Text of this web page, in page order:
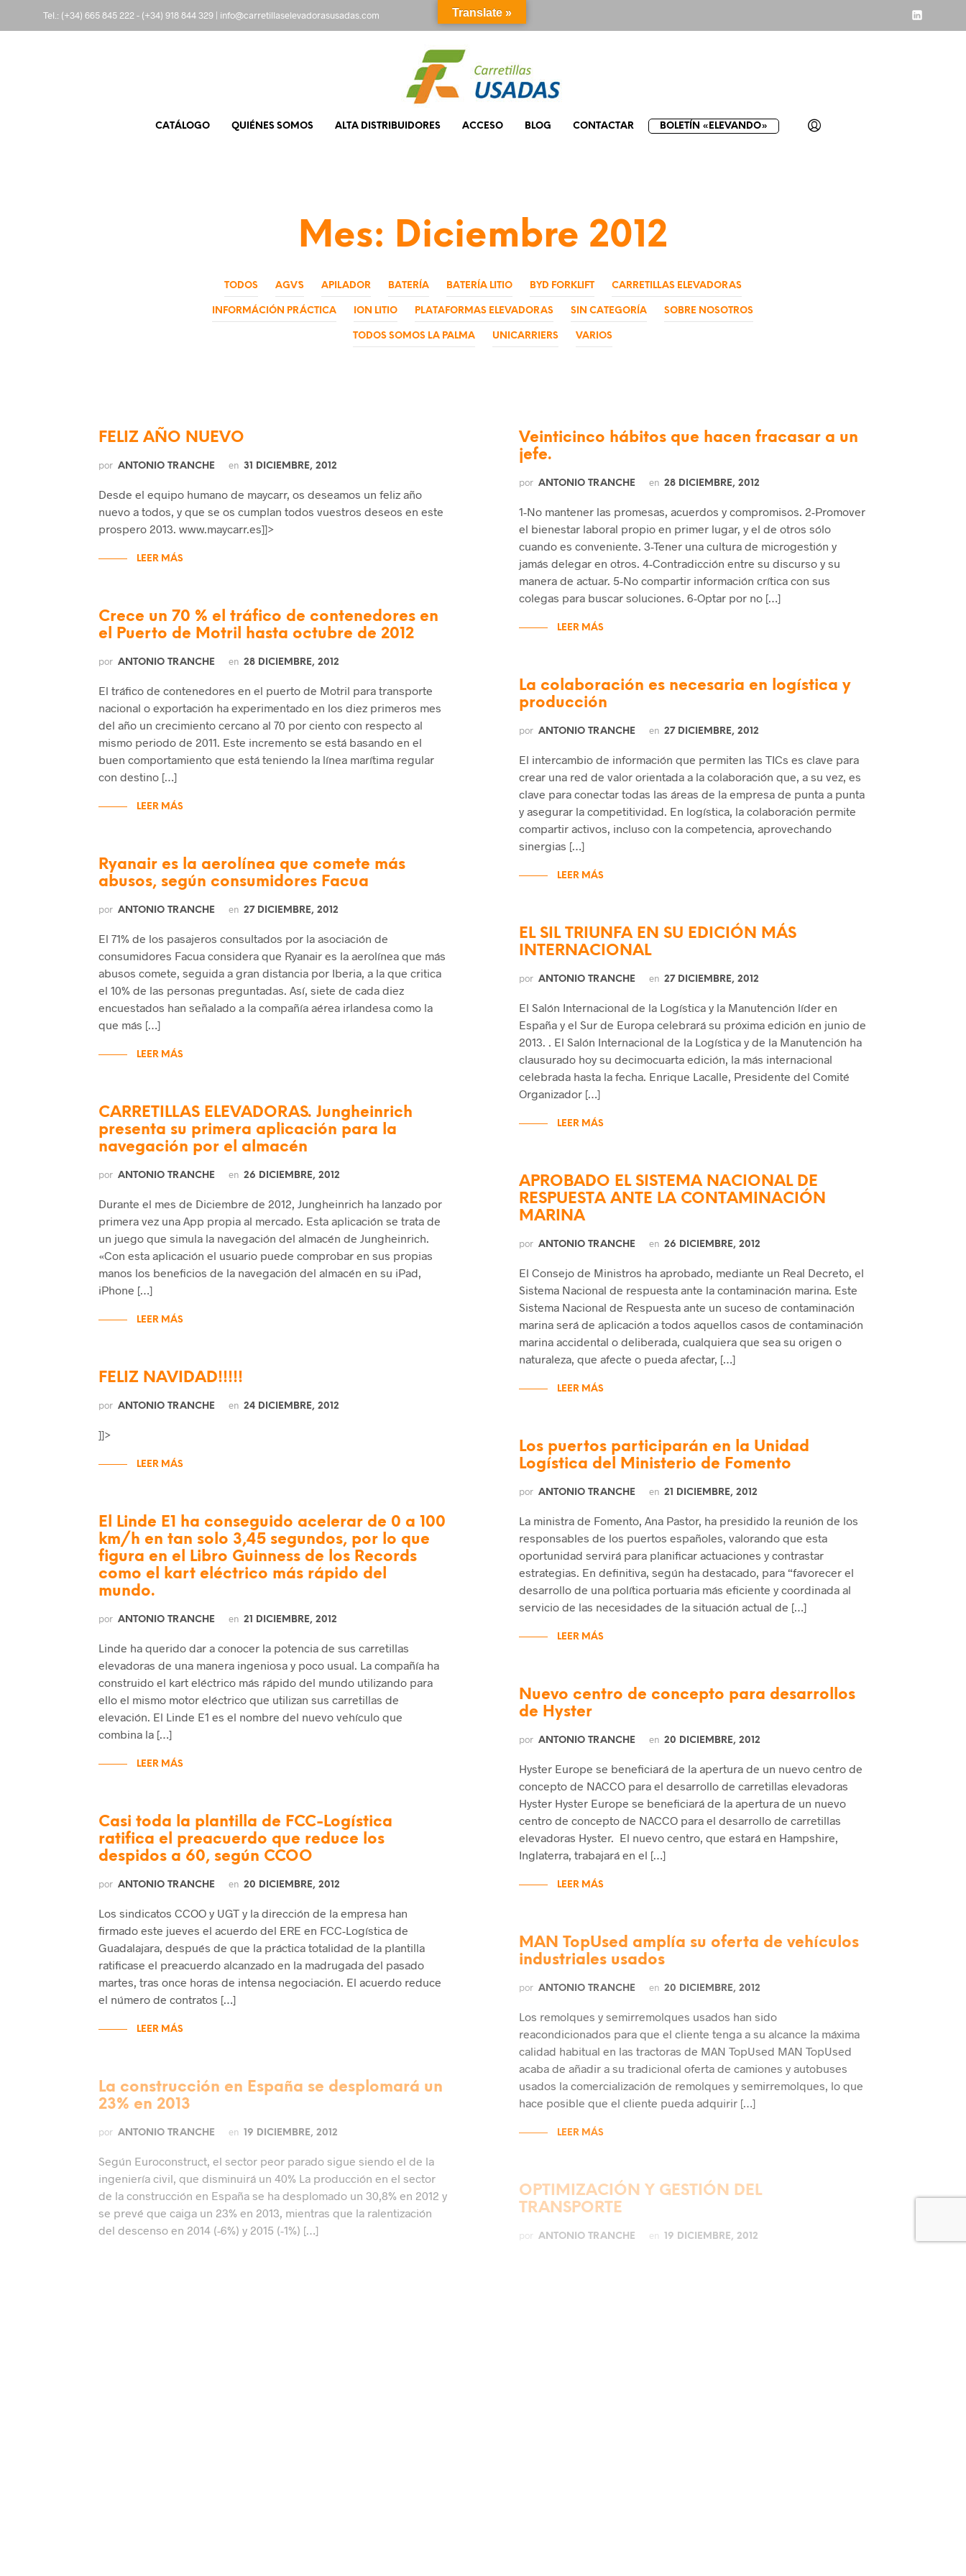
Tel.: (+34) 665 845 222- (+34) 918 844 329 | info@carretillaselevadorasusadas.com
CATÁLOGO QUIÉNES SOMOS ALTA DISTRIBUIDORES ACCESO BLOG CONTACTAR BOLETÍN «ELEVANDO»
Mes: Diciembre 2012
TODOS AGV´S APILADOR BATERÍA BATERÍA LITIO BYD FORKLIFT CARRETILLAS ELEVADORAS
INFORMÁCIÓN PRÁCTICA ION LITIO PLATAFORMAS ELEVADORAS SIN CATEGORÍA SOBRE NOSOTROS
TODOS SOMOS LA PALMA UNICARRIERS VARIOS
FELIZ AÑO NUEVO
por ANTONIO TRANCHE en 31 DICIEMBRE, 2012
Desde el equipo humano de maycarr, os deseamos un feliz año
nuevo a todos, y que se os cumplan todos vuestros deseos en este
prospero 2013. www.maycarr.es]]>
LEER MÁS
Crece un 70 % el tráfico de contenedores en
el Puerto de Motril hasta octubre de 2012
por ANTONIO TRANCHE en 28 DICIEMBRE, 2012
El tráfico de contenedores en el puerto de Motril para transporte
nacional o exportación ha experimentado en los diez primeros mes
del año un crecimiento cercano al 70 por ciento con respecto al
mismo periodo de 2011. Este incremento se está basando en el
buen comportamiento que está teniendo la línea marítima regular
con destino […]
LEER MÁS
Ryanair es la aerolínea que comete más
abusos, según consumidores Facua
por ANTONIO TRANCHE en 27 DICIEMBRE, 2012
El 71% de los pasajeros consultados por la asociación de
consumidores Facua considera que Ryanair es la aerolínea que más
abusos comete, seguida a gran distancia por Iberia, a la que critica
el 10% de las personas preguntadas. Así, siete de cada diez
encuestados han señalado a la compañía aérea irlandesa como la
que más […]
LEER MÁS
CARRETILLAS ELEVADORAS. Jungheinrich
presenta su primera aplicación para la
navegación por el almacén
por ANTONIO TRANCHE en 26 DICIEMBRE, 2012
Durante el mes de Diciembre de 2012, Jungheinrich ha lanzado por
primera vez una App propia al mercado. Esta aplicación se trata de
un juego que simula la navegación del almacén de Jungheinrich.
«Con esta aplicación el usuario puede comprobar en sus propias
manos los beneficios de la navegación del almacén en su iPad,
iPhone […]
LEER MÁS
FELIZ NAVIDAD!!!!!
por ANTONIO TRANCHE en 24 DICIEMBRE, 2012
]]>
LEER MÁS
El Linde E1 ha conseguido acelerar de 0 a 100
km/h en tan solo 3,45 segundos, por lo que
figura en el Libro Guinness de los Records
como el kart eléctrico más rápido del
mundo.
por ANTONIO TRANCHE en 21 DICIEMBRE, 2012
Linde ha querido dar a conocer la potencia de sus carretillas
elevadoras de una manera ingeniosa y poco usual. La compañía ha
construido el kart eléctrico más rápido del mundo utilizando para
ello el mismo motor eléctrico que utilizan sus carretillas de
elevación. El Linde E1 es el nombre del nuevo vehículo que
combina la […]
LEER MÁS
Casi toda la plantilla de FCC-Logística
ratifica el preacuerdo que reduce los
despidos a 60, según CCOO
por ANTONIO TRANCHE en 20 DICIEMBRE, 2012
Los sindicatos CCOO y UGT y la dirección de la empresa han
firmado este jueves el acuerdo del ERE en FCC-Logística de
Guadalajara, después de que la práctica totalidad de la plantilla
ratificase el preacuerdo alcanzado en la madrugada del pasado
martes, tras once horas de intensa negociación. El acuerdo reduce
el número de contratos […]
LEER MÁS
La construcción en España se desplomará un
23% en 2013
por ANTONIO TRANCHE en 19 DICIEMBRE, 2012
Según Euroconstruct, el sector peor parado sigue siendo el de la
ingeniería civil, que disminuirá un 40% La producción en el sector
de la construcción en España se ha desplomado un 30,8% en 2012 y
se prevé que caiga un 23% en 2013, mientras que la ralentización
del descenso en 2014 (-6%) y 2015 (-1%) […]
Veinticinco hábitos que hacen fracasar a un
jefe.
por ANTONIO TRANCHE en 28 DICIEMBRE, 2012
1-No mantener las promesas, acuerdos y compromisos. 2-Promover
el bienestar laboral propio en primer lugar, y el de otros sólo
cuando es conveniente. 3-Tener una cultura de microgestión y
jamás delegar en otros. 4-Contradicción entre su discurso y su
manera de actuar. 5-No compartir información crítica con sus
colegas para buscar soluciones. 6-Optar por no […]
LEER MÁS
La colaboración es necesaria en logística y
producción
por ANTONIO TRANCHE en 27 DICIEMBRE, 2012
El intercambio de información que permiten las TICs es clave para
crear una red de valor orientada a la colaboración que, a su vez, es
clave para conectar todas las áreas de la empresa de punta a punta
y asegurar la competitividad. En logística, la colaboración permite
compartir activos, incluso con la competencia, aprovechando
sinergias […]
LEER MÁS
EL SIL TRIUNFA EN SU EDICIÓN MÁS
INTERNACIONAL
por ANTONIO TRANCHE en 27 DICIEMBRE, 2012
El Salón Internacional de la Logística y la Manutención líder en
España y el Sur de Europa celebrará su próxima edición en junio de
2013. . El Salón Internacional de la Logística y de la Manutención ha
clausurado hoy su decimocuarta edición, la más internacional
celebrada hasta la fecha. Enrique Lacalle, Presidente del Comité
Organizador […]
LEER MÁS
APROBADO EL SISTEMA NACIONAL DE
RESPUESTA ANTE LA CONTAMINACIÓN
MARINA
por ANTONIO TRANCHE en 26 DICIEMBRE, 2012
El Consejo de Ministros ha aprobado, mediante un Real Decreto, el
Sistema Nacional de respuesta ante la contaminación marina. Este
Sistema Nacional de Respuesta ante un suceso de contaminación
marina será de aplicación a todos aquellos casos de contaminación
marina accidental o deliberada, cualquiera que sea su origen o
naturaleza, que afecte o pueda afectar, […]
LEER MÁS
Los puertos participarán en la Unidad
Logística del Ministerio de Fomento
por ANTONIO TRANCHE en 21 DICIEMBRE, 2012
La ministra de Fomento, Ana Pastor, ha presidido la reunión de los
responsables de los puertos españoles, valorando que esta
oportunidad servirá para planificar actuaciones y contrastar
estrategias. En definitiva, según ha destacado, para “favorecer el
desarrollo de una política portuaria más eficiente y coordinada al
servicio de las necesidades de la situación actual de […]
LEER MÁS
Nuevo centro de concepto para desarrollos
de Hyster
por ANTONIO TRANCHE en 20 DICIEMBRE, 2012
Hyster Europe se beneficiará de la apertura de un nuevo centro de
concepto de NACCO para el desarrollo de carretillas elevadoras
Hyster Hyster Europe se beneficiará de la apertura de un nuevo
centro de concepto de NACCO para el desarrollo de carretillas
elevadoras Hyster. El nuevo centro, que estará en Hampshire,
Inglaterra, trabajará en el […]
LEER MÁS
MAN TopUsed amplía su oferta de vehículos
industriales usados
por ANTONIO TRANCHE en 20 DICIEMBRE, 2012
Los remolques y semirremolques usados han sido
reacondicionados para que el cliente tenga a su alcance la máxima
calidad habitual en las tractoras de MAN TopUsed MAN TopUsed
acaba de añadir a su tradicional oferta de camiones y autobuses
usados la comercialización de remolques y semirremolques, lo que
hace posible que el cliente pueda adquirir […]
LEER MÁS
OPTIMIZACIÓN Y GESTIÓN DEL
TRANSPORTE
por ANTONIO TRANCHE en 19 DICIEMBRE, 2012
Translate »